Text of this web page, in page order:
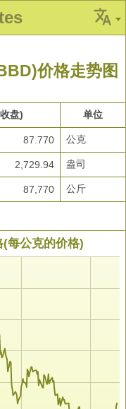
价格走势图
盘) 单位
87.770 公克
2,729.94 盎司
87,770 公斤
每公克的价格)